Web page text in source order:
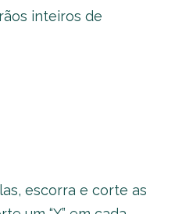
inteiros de
escorra e corte as